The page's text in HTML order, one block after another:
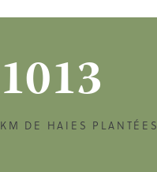
1013
KM DE HAIES PLANTÉES